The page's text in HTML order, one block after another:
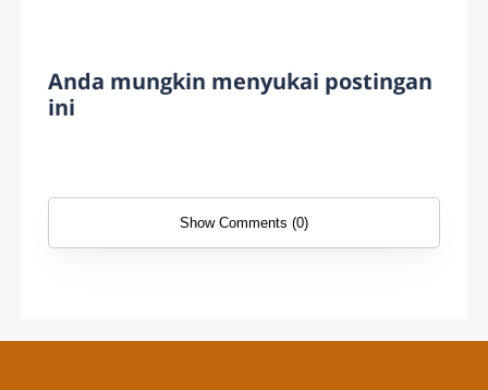
Anda mungkin menyukai postingan
ini
Show Comments (0)